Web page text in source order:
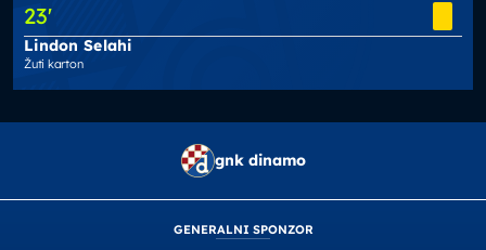
23'
Lindon Selahi
Žuti karton
gnk dinamo
GENERALNI SPONZOR